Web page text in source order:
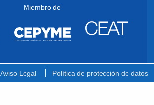
Miembro de
Aviso Legal Política de protección de datos